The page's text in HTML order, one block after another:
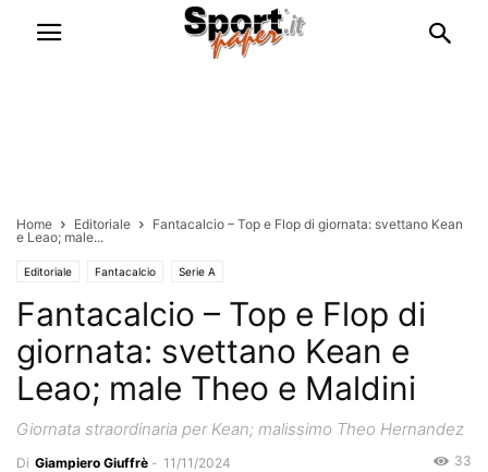
Home Editoriale
Fantacalcio – Top e Flop di giornata: svettano Kean
e Leao; male...
Editoriale Fantacalcio Serie A
Fantacalcio – Top e Flop di
giornata: svettano Kean e
Leao; male Theo e Maldini
Giornata straordinaria per Kean; malissimo Theo Hernandez
Di Giampiero Giuffrè - 11/11/2024 33